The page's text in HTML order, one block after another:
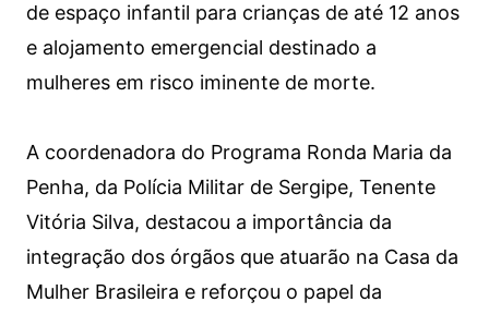
de espaço infantil para crianças de até 12 anos
e alojamento emergencial destinado a
mulheres em risco iminente de morte.
A coordenadora do Programa Ronda Maria da
Penha, da Polícia Militar de Sergipe, Tenente
Vitória Silva, destacou a importância da
integração dos órgãos que atuarão na Casa da
Mulher Brasileira e reforçou o papel da